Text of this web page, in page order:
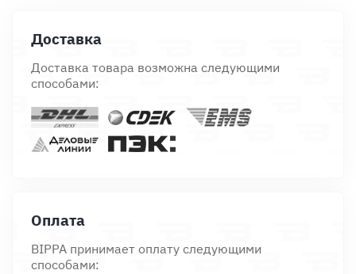
Доставка
Доставка товара возможна следующими
способами:
Оплата
BIPPA принимает оплату следующими
способами: